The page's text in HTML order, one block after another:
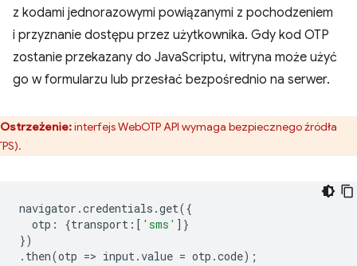
z kodami jednorazowymi powiązanymi z pochodzeniem
i przyznanie dostępu przez użytkownika. Gdy kod OTP
zostanie przekazany do JavaScriptu, witryna może użyć
go w formularzu lub przesłać bezpośrednio na serwer.
Ostrzeżenie:interfejs WebOTP API wymaga bezpiecznego źródła
navigator .credentials .get({
otp : {transport : [ 'sms' ]}
})
. then(otp => input.value = otp .code);